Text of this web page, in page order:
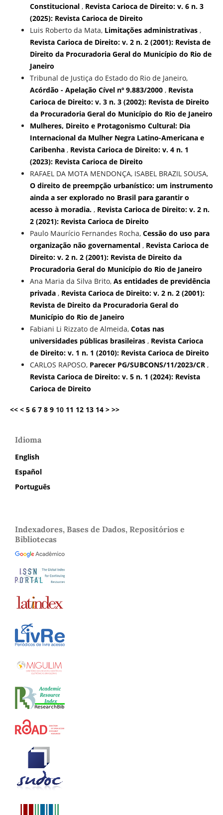
Constitucional , Revista Carioca de Direito: v. 6 n. 3
(2025): Revista Carioca de Direito
Luis Roberto da Mata, Limitações administrativas ,
Revista Carioca de Direito: v. 2 n. 2 (2001): Revista de
Direito da Procuradoria Geral do Município do Rio de
Janeiro
Tribunal de Justiça do Estado do Rio de Janeiro,
Acórdão - Apelação Cível nº 9.883/2000 , Revista
Carioca de Direito: v. 3 n. 3 (2002): Revista de Direito
da Procuradoria Geral do Município do Rio de Janeiro
Mulheres, Direito e Protagonismo Cultural: Dia
Internacional da Mulher Negra Latino-Americana e
Caribenha , Revista Carioca de Direito: v. 4 n. 1
(2023): Revista Carioca de Direito
RAFAEL DA MOTA MENDONÇA, ISABEL BRAZIL SOUSA,
O direito de preempção urbanístico: um instrumento
ainda a ser explorado no Brasil para garantir o
acesso à moradia. , Revista Carioca de Direito: v. 2 n.
2 (2021): Revista Carioca de Direito
Paulo Maurício Fernandes Rocha, Cessão do uso para
organização não governamental , Revista Carioca de
Direito: v. 2 n. 2 (2001): Revista de Direito da
Procuradoria Geral do Município do Rio de Janeiro
Ana Maria da Silva Brito, As entidades de previdência
privada , Revista Carioca de Direito: v. 2 n. 2 (2001):
Revista de Direito da Procuradoria Geral do
Município do Rio de Janeiro
Fabiani Li Rizzato de Almeida, Cotas nas
universidades públicas brasileiras , Revista Carioca
de Direito: v. 1 n. 1 (2010): Revista Carioca de Direito
CARLOS RAPOSO, Parecer PG/SUBCONS/11/2023/CR ,
Revista Carioca de Direito: v. 5 n. 1 (2024): Revista
Carioca de Direito
<< < 5 6 7 8 9 10 11 12 13 14 > >>
Idioma
English
Español
Português
Indexadores, Bases de Dados, Repositórios e
Bibliotecas